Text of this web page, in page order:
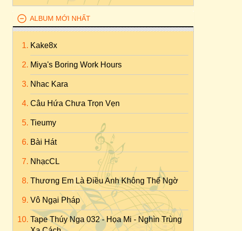
ALBUM MỚI NHẤT
Kake8x
Miya's Boring Work Hours
Nhac Kara
Câu Hứa Chưa Trọn Vẹn
Tieumy
Bài Hát
NhạcCL
Thương Em Là Điều Anh Không Thể Ngờ
Vô Ngại Pháp
Tape Thúy Nga 032 - Họa Mi - Nghìn Trùng